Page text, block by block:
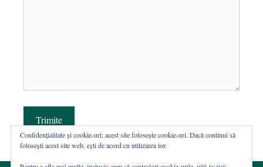
Trimite
Confidențialitate și cookie-uri: acest site folosește cookie-uri. Dacă continui să
folosești acest site web, ești de acord cu utilizarea lor.